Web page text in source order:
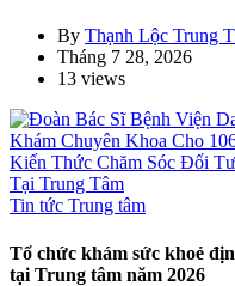
By Thạnh Lộc Trung
Tháng 7 28, 2026
13 views
Tin tức Trung tâm
Tổ chức khám sức khoẻ
tại Trung tâm năm 2026